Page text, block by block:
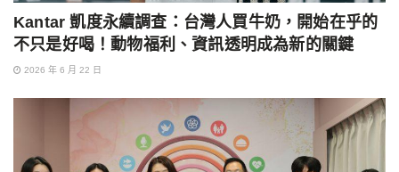
Kantar 凱度永續調查：台灣人買牛奶，開始在乎的
不只是好喝！動物福利、資訊透明成為新的關鍵
2026 年 6 月 22 日